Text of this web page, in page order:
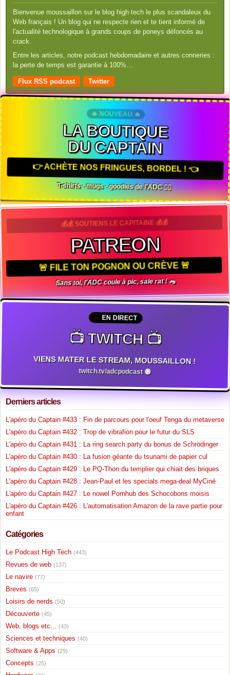
Bienvenue moussaillon sur le blog high tech le plus scandaleux du
Web français ! Un blog qui ne respecte rien et te tient informé de
l'actualité technologique à grands coups de poneys défoncés au
crack.
Entre les articles, notre podcast hebdomadaire et autres conneries :
la perte de temps est garantie à 100%…
Flux RSS podcast Twitter
🔥 NOUVEAU 🔥
LA BOUTIQUE
DU CAPTAIN
👉 ACHÈTE NOS FRINGUES, BORDEL ! 👈
T-shirts · mugs · goodies de l'ADC 🏴‍☠️
💰💰 SOUTIENS LE CAPITAINE 💰💰
PATREON
🚨 FILE TON POGNON OU CRÈVE 🚨
Sans toi, l'ADC coule à pic, sale rat ! 🐀
EN DIRECT
📺 TWITCH 📺
VIENS MATER LE STREAM, MOUSSAILLON !
twitch.tv/adcpodcast 🟣
Derniers articles
L'apéro du Captain #433 : Fin de parcours pour l'oeuf Tenga du metaverse
L'apéro du Captain #432 : Trop de vibrafion pour le futur du SLS
L'apéro du Captain #431 : La ring search party du bonus de Schrödinger
L'apéro du Captain #430 : La fusion géante du tsunami de papier cul
L'apéro du Captain #429 : Le PQ-Thon du templier qui chiait des briques
L'apéro du Captain #428 : Jean-Paul et les specials mega-deal MyCiné
L'apéro du Captain #427 : Le nowel Pornhub des Schocobons moisis
L'apéro du Captain #426 : L'automatisation Amazon de la rave partie pour
enfant
Catégories
Le Podcast High Tech (443)
Revues de web (137)
Le navire (77)
Breves (65)
Loisirs de nerds (50)
Découverte (45)
Web, blogs etc... (43)
Sciences et techniques (40)
Software & Apps (29)
Concepts (25)